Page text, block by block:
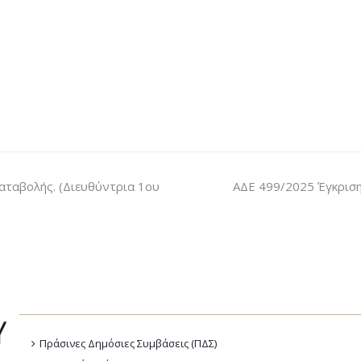
(Διευθύντρια 1ου ΑΔΕ 499/2025
Πράσινες Δημόσιες Συμβάσεις (ΠΔΣ)